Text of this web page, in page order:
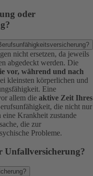
oder
nicht ersetzen, da jeweils
abgedeckt werden. Die
vor, während und nach
kleinsten körperlichen und
Eine
allem die aktive Zeit Ihres
die nicht nur
Krankheit zustande
die zur
Probleme.
Unfallversicherung?